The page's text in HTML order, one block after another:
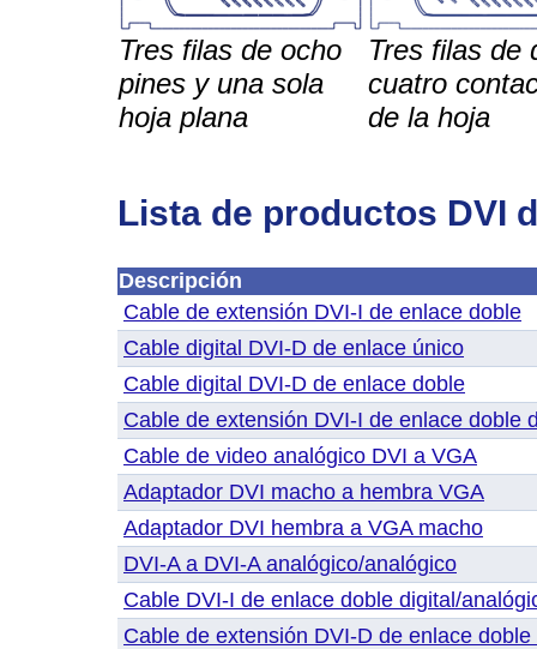
Tres filas de ocho
pines y una sola
hoja plana
Tres filas de
cuatro
de la hoja
Lista de productos DVI
Descripción
Cable de extensión DVI-I de enlace doble
Cable digital DVI-D de enlace único
Cable digital DVI-D de enlace doble
Cable de extensión DVI-I de enlace doble
Cable de video analógico DVI a VGA
Adaptador DVI macho a hembra VGA
Adaptador DVI hembra a VGA macho
DVI-A a DVI-A analógico/analógico
Cable DVI-I de enlace doble digital/
Cable de extensión DVI-D de enlace